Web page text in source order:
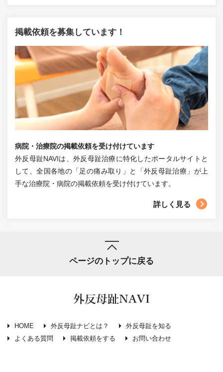
掲載依頼を募集しています！
病院・治療院の掲載依頼を受け付けています
外反母趾NAVIは、外反母趾治療に特化したポータルサイトと
して、全国各地の「足の痛み取り」と「外反母趾治療」が上
手な治療院・病院の掲載依頼を受け付けています。
詳しく見る
ページのトップに戻る
外反母趾NAVI
HOME 外反母趾ナビとは？
外反母趾を知る
よくある質問
掲載依頼をする お問い合わせ